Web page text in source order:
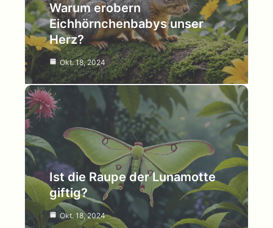
Warum erobern
Eichhörnchenbabys unser
Herz?
Okt. 18, 2024
Ist die Raupe der Lunamotte
giftig?
Okt. 18, 2024